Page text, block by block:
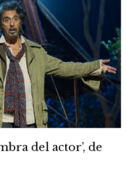
del actor’, de